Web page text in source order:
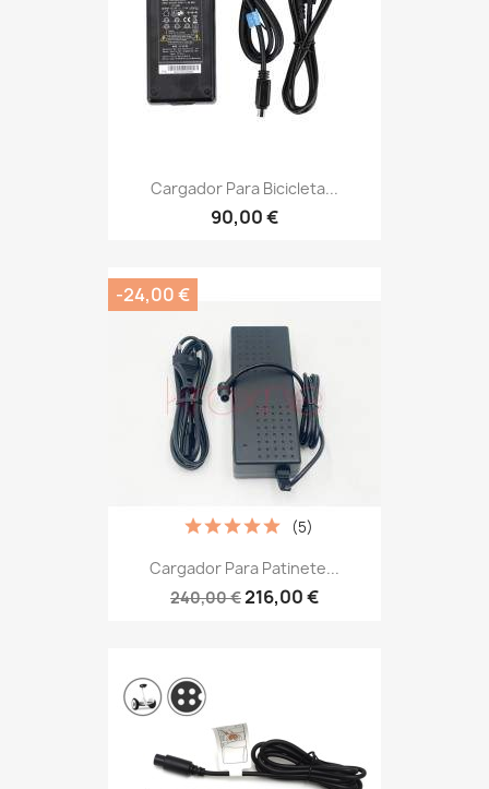
Cargador Para Bicicleta...
90,00 €
Cargador Para Patinete...
240,00 €216,00 €
(5)
-24,00 €